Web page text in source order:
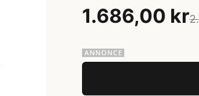
1.686,00 kr